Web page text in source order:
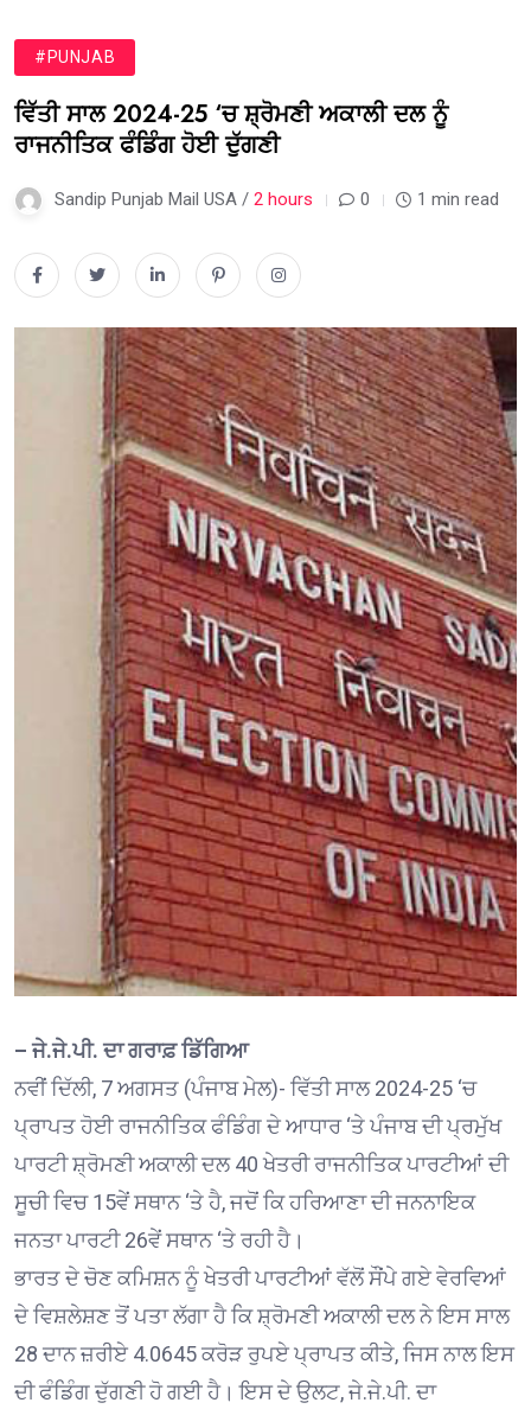
#PUNJAB
ਵਿੱਤੀ ਸਾਲ 2024-25 ‘ਚ ਸ਼੍ਰੋਮਣੀ ਅਕਾਲੀ ਦਲ ਨੂੰ
ਰਾਜਨੀਤਿਕ ਫੰਡਿੰਗ ਹੋਈ ਦੁੱਗਣੀ
Sandip Punjab Mail USA / 2 hours 0 1 min read
– ਜੇ.ਜੇ.ਪੀ. ਦਾ ਗਰਾਫ਼ ਡਿੱਗਿਆ
ਨਵੀਂ ਦਿੱਲੀ, 7 ਅਗਸਤ (ਪੰਜਾਬ ਮੇਲ)- ਵਿੱਤੀ ਸਾਲ 2024-25 ‘ਚ
ਪ੍ਰਾਪਤ ਹੋਈ ਰਾਜਨੀਤਿਕ ਫੰਡਿੰਗ ਦੇ ਆਧਾਰ ‘ਤੇ ਪੰਜਾਬ ਦੀ ਪ੍ਰਮੁੱਖ
ਪਾਰਟੀ ਸ਼੍ਰੋਮਣੀ ਅਕਾਲੀ ਦਲ 40 ਖੇਤਰੀ ਰਾਜਨੀਤਿਕ ਪਾਰਟੀਆਂ ਦੀ
ਸੂਚੀ ਵਿਚ 15ਵੇਂ ਸਥਾਨ ‘ਤੇ ਹੈ, ਜਦੋਂ ਕਿ ਹਰਿਆਣਾ ਦੀ ਜਨਨਾਇਕ
ਜਨਤਾ ਪਾਰਟੀ 26ਵੇਂ ਸਥਾਨ ‘ਤੇ ਰਹੀ ਹੈ।
ਭਾਰਤ ਦੇ ਚੋਣ ਕਮਿਸ਼ਨ ਨੂੰ ਖੇਤਰੀ ਪਾਰਟੀਆਂ ਵੱਲੋਂ ਸੌਂਪੇ ਗਏ ਵੇਰਵਿਆਂ
ਦੇ ਵਿਸ਼ਲੇਸ਼ਣ ਤੋਂ ਪਤਾ ਲੱਗਾ ਹੈ ਕਿ ਸ਼੍ਰੋਮਣੀ ਅਕਾਲੀ ਦਲ ਨੇ ਇਸ ਸਾਲ
28 ਦਾਨ ਜ਼ਰੀਏ 4.0645 ਕਰੋੜ ਰੁਪਏ ਪ੍ਰਾਪਤ ਕੀਤੇ, ਜਿਸ ਨਾਲ ਇਸ
ਦੀ ਫੰਡਿੰਗ ਦੁੱਗਣੀ ਹੋ ਗਈ ਹੈ। ਇਸ ਦੇ ਉਲਟ, ਜੇ.ਜੇ.ਪੀ. ਦਾ